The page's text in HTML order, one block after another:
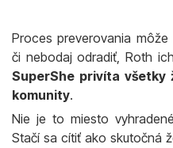
Proces preverovania
či nebodaj odradiť, Roth
SuperShe privíta všetky
komunity.
Nie je to miesto
Stačí sa cítiť ako skutočná